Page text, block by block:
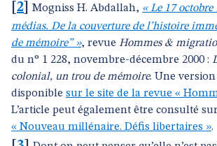
2 Mogniss H. Abdallah, « Le 17 octobre
médias. De la couverture de l’histoire
de mémoire” », revue Hommes &
du n° 1 228, novembre-décembre 2000 :
colonial, un trou de mémoire. Une
disponible sur le site de la revue «
L’article peut également être consulté
« Nouveau millénaire. Défis libertaires ».